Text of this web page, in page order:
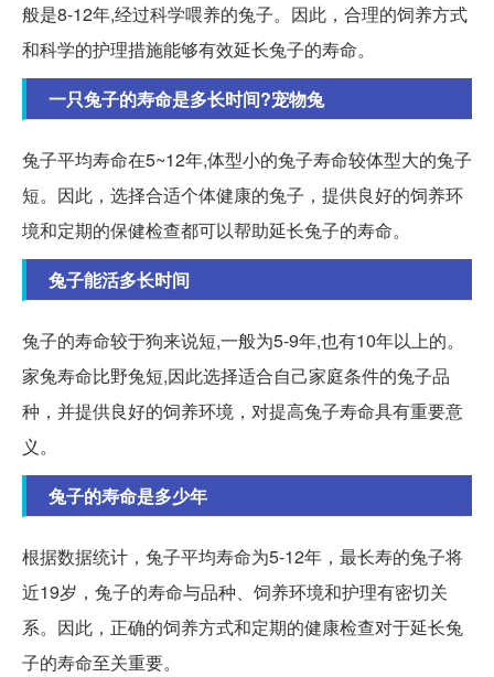
般是8-12年,经过科学喂养的兔子。因此，合理的饲养方式
和科学的护理措施能够有效延长兔子的寿命。
一只兔子的寿命是多长时间?宠物兔
兔子平均寿命在5~12年,体型小的兔子寿命较体型大的兔子
短。因此，选择合适个体健康的兔子，提供良好的饲养环
境和定期的保健检查都可以帮助延长兔子的寿命。
兔子能活多长时间
兔子的寿命较于狗来说短,一般为5-9年,也有10年以上的。
家兔寿命比野兔短,因此选择适合自己家庭条件的兔子品
种，并提供良好的饲养环境，对提高兔子寿命具有重要意
义。
兔子的寿命是多少年
根据数据统计，兔子平均寿命为5-12年，最长寿的兔子将
近19岁，兔子的寿命与品种、饲养环境和护理有密切关
系。因此，正确的饲养方式和定期的健康检查对于延长兔
子的寿命至关重要。